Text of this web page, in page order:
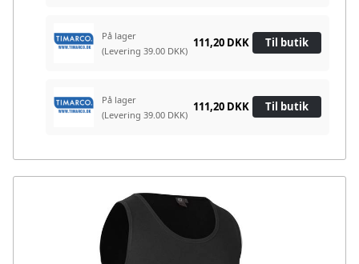
På lager
(Levering 39.00 DKK)
111,20 DKK Til butik
På lager
(Levering 39.00 DKK)
111,20 DKK Til butik